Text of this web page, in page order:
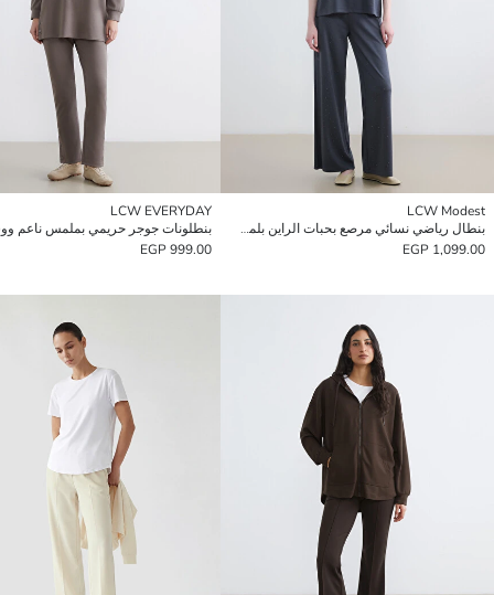
LCW Modest
بنطال رياضي نسائي مرصع بحبات الراين بلمسة ناعمة
1,099.00 EGP
LCW EVERYDAY
999.00 EGP